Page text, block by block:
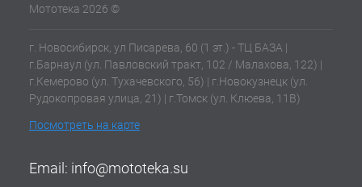
Мототека 2026 ©
г. Новосибирск, ул Писарева, 60 (1 эт.) - ТЦ БАЗА |
г.Барнаул (ул. Павловский тракт, 102 / Малахова, 122) |
г.Кемерово (ул. Тухачевского, 56) | г.Новокузнецк (ул.
Рудокопровая улица, 21) | г.Томск (ул. Клюева, 11В)
Посмотреть на карте
Email: info@mototeka.su